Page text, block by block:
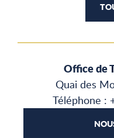
Office de
Quai des
Téléphone :